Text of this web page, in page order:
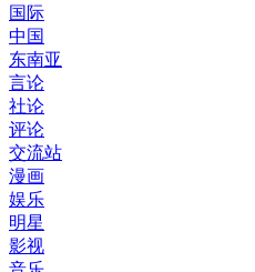
国际
中国
东南亚
言论
社论
评论
交流站
漫画
娱乐
明星
影视